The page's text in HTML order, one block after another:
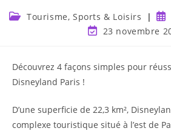
Tourisme, Sports & Loisirs
23 novembre
Découvrez 4 façons simples pour
Disneyland Paris !
D’une superficie de 22,3 km²,
complexe touristique situé à l’est de